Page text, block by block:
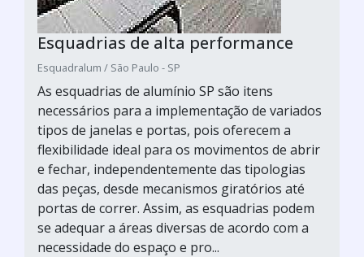
Esquadrias de alta performance
Esquadralum / São Paulo - SP
As esquadrias de alumínio SP são itens
necessários para a implementação de variados
tipos de janelas e portas, pois oferecem a
flexibilidade ideal para os movimentos de abrir
e fechar, independentemente das tipologias
das peças, desde mecanismos giratórios até
portas de correr. Assim, as esquadrias podem
se adequar a áreas diversas de acordo com a
necessidade do espaço e pro...